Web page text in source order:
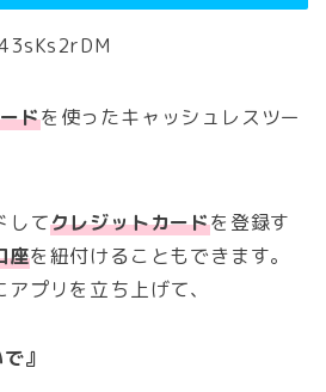
ドを使ったキャッシュレスツー
してクレジットカードを登録す
座を紐付けることもできます。
プリを立ち上げて、
』